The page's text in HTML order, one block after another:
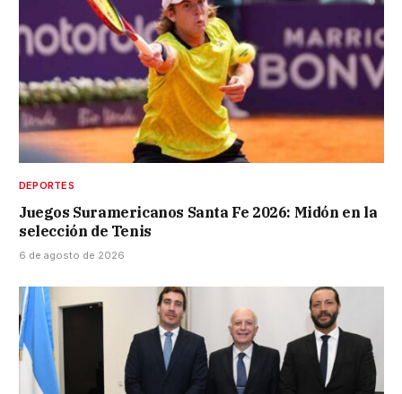
DEPORTES
Juegos Suramericanos Santa Fe 2026: Midón en la
selección de Tenis
6 de agosto de 2026